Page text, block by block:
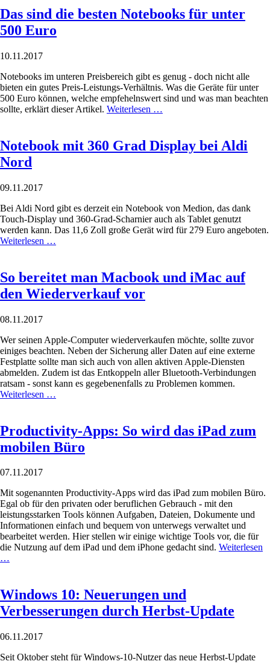
Das sind die besten Notebooks für unter
500 Euro
10.11.2017
Notebooks im unteren Preisbereich gibt es genug - doch nicht alle
bieten ein gutes Preis-Leistungs-Verhältnis. Was die Geräte für unter
500 Euro können, welche empfehelnswert sind und was man beachten
sollte, erklärt dieser Artikel. Weiterlesen …
Notebook mit 360 Grad Display bei Aldi
Nord
09.11.2017
Bei Aldi Nord gibt es derzeit ein Notebook von Medion, das dank
Touch-Display und 360-Grad-Scharnier auch als Tablet genutzt
werden kann. Das 11,6 Zoll große Gerät wird für 279 Euro angeboten.
Weiterlesen …
So bereitet man Macbook und iMac auf
den Wiederverkauf vor
08.11.2017
Wer seinen Apple-Computer wiederverkaufen möchte, sollte zuvor
einiges beachten. Neben der Sicherung aller Daten auf eine externe
Festplatte sollte man sich auch von allen aktiven Apple-Diensten
abmelden. Zudem ist das Entkoppeln aller Bluetooth-Verbindungen
ratsam - sonst kann es gegebenenfalls zu Problemen kommen.
Weiterlesen …
Productivity-Apps: So wird das iPad zum
mobilen Büro
07.11.2017
Mit sogenannten Productivity-Apps wird das iPad zum mobilen Büro.
Egal ob für den privaten oder beruflichen Gebrauch - mit den
leistungsstarken Tools können Aufgaben, Dateien, Dokumente und
Informationen einfach und bequem von unterwegs verwaltet und
bearbeitet werden. Hier stellen wir einige wichtige Tools vor, die für
die Nutzung auf dem iPad und dem iPhone gedacht sind. Weiterlesen
…
Windows 10: Neuerungen und
Verbesserungen durch Herbst-Update
06.11.2017
Seit Oktober steht für Windows-10-Nutzer das neue Herbst-Update